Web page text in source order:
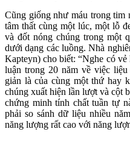
Cũng giống như máu trong tim
tâm thất cùng một lúc, một lỗ
và đốt nóng chúng trong một
dưới dạng các luồng. Nhà
Kapteyn) cho biết: “Nghe có
luận trong 20 năm về việc
giản là của cùng một thứ hay
chúng xuất hiện lần lượt và cột
chứng minh tính chất tuần tự
phải so sánh dữ liệu nhiều
năng lượng rất cao với năng